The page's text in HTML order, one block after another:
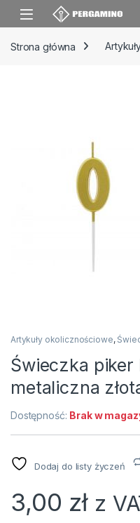
Skip to navigation
Skip to content
Strona główna
Artykuły okolicznościowe,
Świeczka piker
metaliczna
Dostępność: Brak w
Dodaj do listy życzeń
3,00 zł z